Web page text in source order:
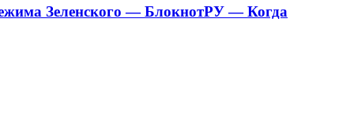
Зеленского — БлокнотРУ — Когда